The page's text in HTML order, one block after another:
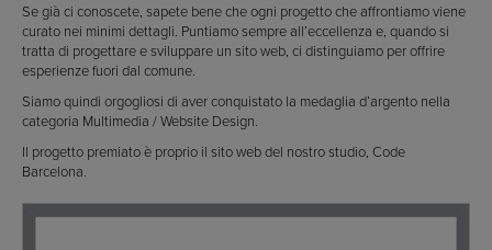
Se già ci conoscete, sapete bene che ogni progetto che affrontiamo viene
curato nei minimi dettagli. Puntiamo sempre all’eccellenza e, quando si
tratta di progettare e sviluppare un sito web, ci distinguiamo per offrire
esperienze fuori dal comune.
Siamo quindi orgogliosi di aver conquistato la medaglia d’argento nella
categoria Multimedia / Website Design.
Il progetto premiato è proprio il sito web del nostro studio, Code
Barcelona.